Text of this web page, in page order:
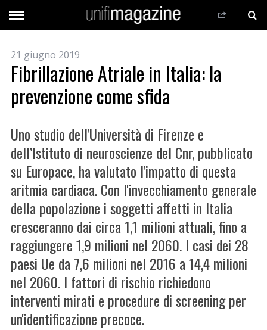
21 giugno 2019
Fibrillazione Atriale in Italia: la
prevenzione come sfida
Uno studio dell'Università di Firenze e
dell’Istituto di neuroscienze del Cnr, pubblicato
su Europace, ha valutato l'impatto di questa
aritmia cardiaca. Con l'invecchiamento generale
della popolazione i soggetti affetti in Italia
cresceranno dai circa 1,1 milioni attuali, fino a
raggiungere 1,9 milioni nel 2060. I casi dei 28
paesi Ue da 7,6 milioni nel 2016 a 14,4 milioni
nel 2060. I fattori di rischio richiedono
interventi mirati e procedure di screening per
un'identificazione precoce.